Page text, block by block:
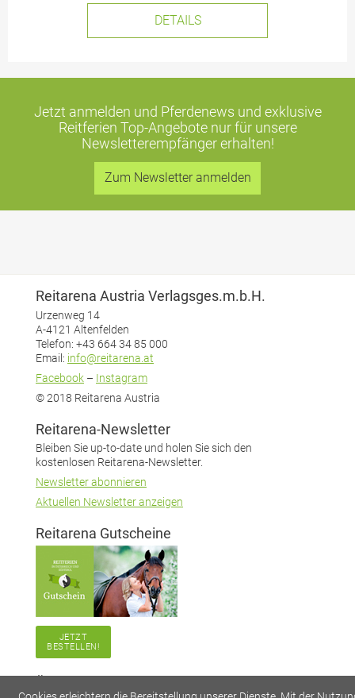
DETAILS
Jetzt anmelden und Pferdenews und exklusive
Reitferien Top-Angebotenur für unsere
Newsletterempfänger erhalten!
Zum Newsletter anmelden
Reitarena Austria Verlagsges.m.b.H.
Urzenweg 14
A-4121 Altenfelden
Telefon: +43 664 34 85 000
Email: info@reitarena.at
Facebook – Instagram
© 2018 Reitarena Austria
Reitarena-Newsletter
Bleiben Sie up-to-date und holen Sie sich den
kostenlosen Reitarena-Newsletter.
Newsletter abonnieren
Aktuellen Newsletter anzeigen
Reitarena Gutscheine
JETZT
BESTELLEN!